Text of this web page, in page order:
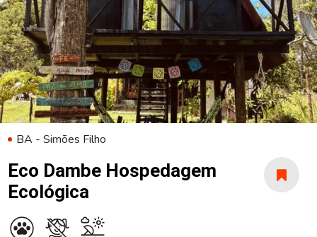
BA - Simões Filho
Eco Dambe Hospedagem
Ecológica